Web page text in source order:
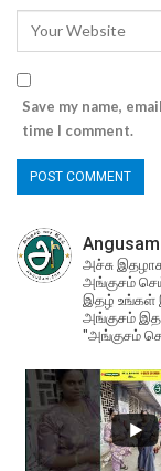
Save my name,
time I comment.
அச்சு
அங்குசம்
இதழ் உங்கள்
அங்குசம்
"அங்குசம்